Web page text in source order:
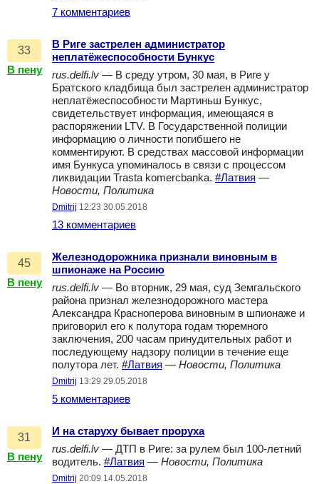
7 комментариев
33
В пену
В Риге застрелен администратор
неплатёжеспособности Бункус
rus.delfi.lv — В среду утром, 30 мая, в Риге у
Братского кладбища был застрелен администратор
неплатёжеспособности Мартиньш Бункус,
свидетельствует информация, имеющаяся в
распоряжении LTV. В Государственной полиции
информацию о личности погибшего не
комментируют. В средствах массовой информации
имя Бункуса упоминалось в связи с процессом
ликвидации Trasta komercbanka. #Латвия —
Новости, Политика
Dmitrij 12:23 30.05.2018
13 комментариев
45
В пену
Железнодорожника признали виновным в
шпионаже на Россию
rus.delfi.lv — Во вторник, 29 мая, суд Земгальского
района признал железнодорожного мастера
Александра Красноперова виновным в шпионаже и
приговорил его к полутора годам тюремного
заключения, 200 часам принудительных работ и
последующему надзору полиции в течение еще
полутора лет. #Латвия — Новости, Политика
Dmitrij 13:29 29.05.2018
5 комментариев
31
В пену
И на старуху бывает проруха
rus.delfi.lv — ДТП в Риге: за рулем был 100-летний
водитель. #Латвия — Новости, Политика
Dmitrij 20:09 14.05.2018